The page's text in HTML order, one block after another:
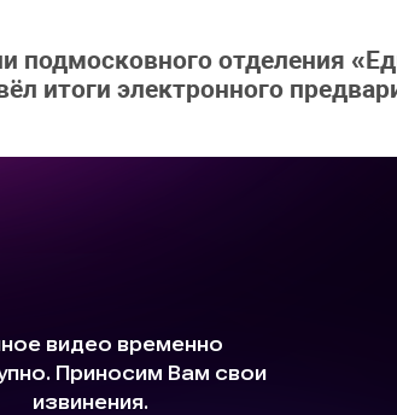
подмосковного отделения
итоги электронного